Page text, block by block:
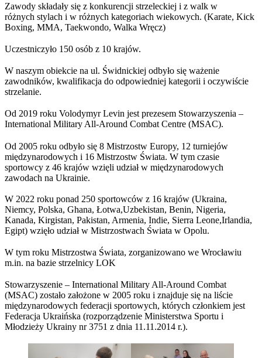
Zawody składały się z konkurencji strzeleckiej i z walk w
różnych stylach i w różnych kategoriach wiekowych. (Karate, Kick
Boxing, MMA, Taekwondo, Walka Wręcz)
Uczestniczyło 150 osób z 10 krajów.
W naszym obiekcie na ul. Świdnickiej odbyło się ważenie
zawodników, kwalifikacja do odpowiedniej kategorii i oczywiście
strzelanie.
Od 2019 roku Volodymyr Levin jest prezesem Stowarzyszenia –
International Military All-Around Combat Centre (MSAC).
Od 2005 roku odbyło się 8 Mistrzostw Europy, 12 turniejów
międzynarodowych i 16 Mistrzostw Świata. W tym czasie
sportowcy z 46 krajów wzięli udział w międzynarodowych
zawodach na Ukrainie.
W 2022 roku ponad 250 sportowców z 16 krajów (Ukraina,
Niemcy, Polska, Ghana, Łotwa,Uzbekistan, Benin, Nigeria,
Kanada, Kirgistan, Pakistan, Armenia, Indie, Sierra Leone,Irlandia,
Egipt) wzięło udział w Mistrzostwach Świata w Opolu.
W tym roku Mistrzostwa Świata, zorganizowano we Wrocławiu
m.in. na bazie strzelnicy LOK
Stowarzyszenie – International Military All-Around Combat
(MSAC) zostało założone w 2005 roku i znajduje się na liście
międzynarodowych federacji sportowych, których członkiem jest
Federacja Ukraińska (rozporządzenie Ministerstwa Sportu i
Młodzieży Ukrainy nr 3751 z dnia 11.11.2014 r.).